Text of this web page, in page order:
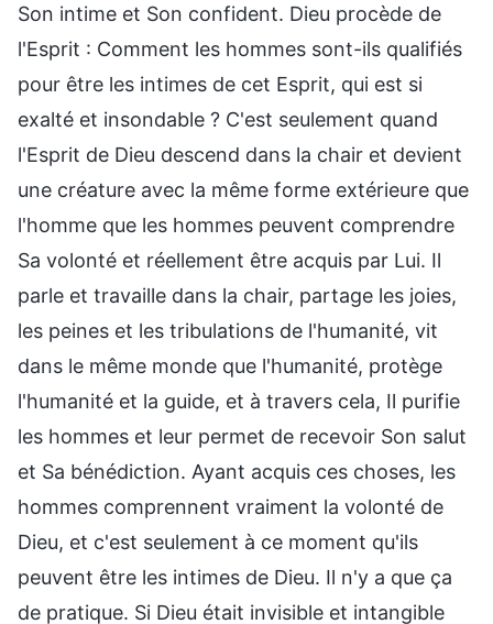
Son intime et Son confident. Dieu procède de
l'Esprit : Comment les hommes sont-ils qualifiés
pour être les intimes de cet Esprit, qui est si
exalté et insondable ? C'est seulement quand
l'Esprit de Dieu descend dans la chair et devient
une créature avec la même forme extérieure que
l'homme que les hommes peuvent comprendre
Sa volonté et réellement être acquis par Lui. Il
parle et travaille dans la chair, partage les joies,
les peines et les tribulations de l'humanité, vit
dans le même monde que l'humanité, protège
l'humanité et la guide, et à travers cela, Il purifie
les hommes et leur permet de recevoir Son salut
et Sa bénédiction. Ayant acquis ces choses, les
hommes comprennent vraiment la volonté de
Dieu, et c'est seulement à ce moment qu'ils
peuvent être les intimes de Dieu. Il n'y a que ça
de pratique. Si Dieu était invisible et intangible